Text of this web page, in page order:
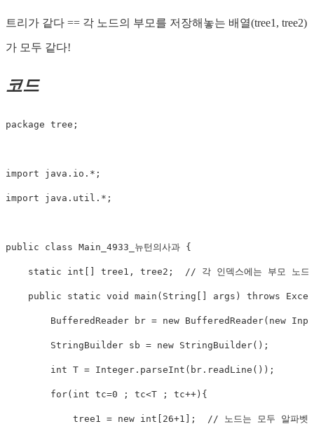
트리가 같다 == 각 노드의 부모를 저장해놓는 배열(tree1, tree2)
가 모두 같다!
코드
package tree;
import java.io.*;
import java.util.*;
public class Main_4933_뉴턴의사과 {
static int[] tree1, tree2;  // 각 인덱스에는 부모 노드
public static void main(String[] args) throws
BufferedReader br = new BufferedReader(new
        StringBuilder sb = new StringBuilder();
        int T = Integer.parseInt(br.readLine());
        for(int tc=0 ; tc<T ; tc++){
tree1 = new int[26+1];  // 노드는 모두 알파벳